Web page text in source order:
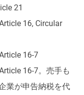
21
16, Circular
16-7
16-7。売手も
業が申告納税を代